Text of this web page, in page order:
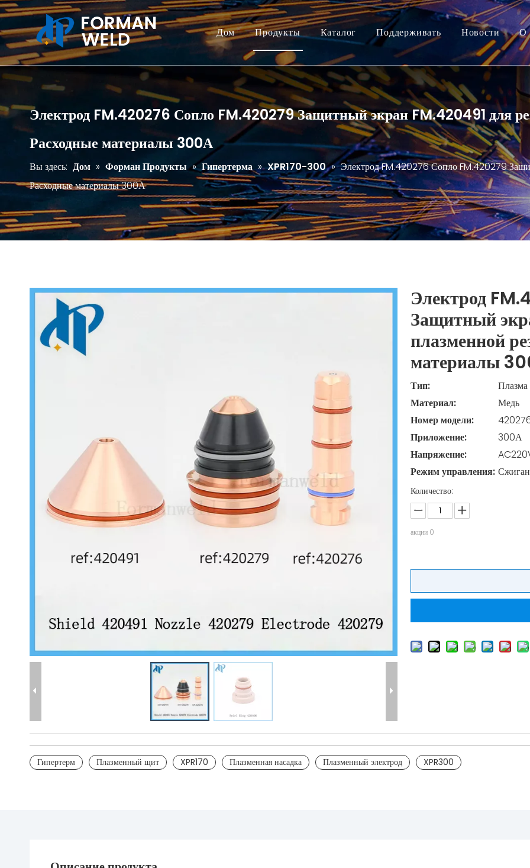
Дом Продукты Каталог Поддерживать Новости О
Электрод FM.420276 Сопло FM.420279 Защитный экран FM.420491 для
Расходные материалы 300А
Вы здесь: Дом » Форман Продукты » Гипертерма » XPR170-300 » Электрод FM.420276 Сопло FM.420279
Расходные материалы 300А
Электрод
Защитный
плазменной
материалы
Тип:
Плазма
Материал:
Медь
Номер модели:
Приложение:
300А
Напряжение:
Режим управления:
Количество:
акции 0
Гипертерм Плазменный щит XPR170 Плазменная насадка Плазменный электрод XPR300